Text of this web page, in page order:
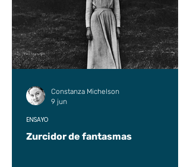
Zurcidor de fantasmas
ENSAYO
Constanza Michelson
9 jun